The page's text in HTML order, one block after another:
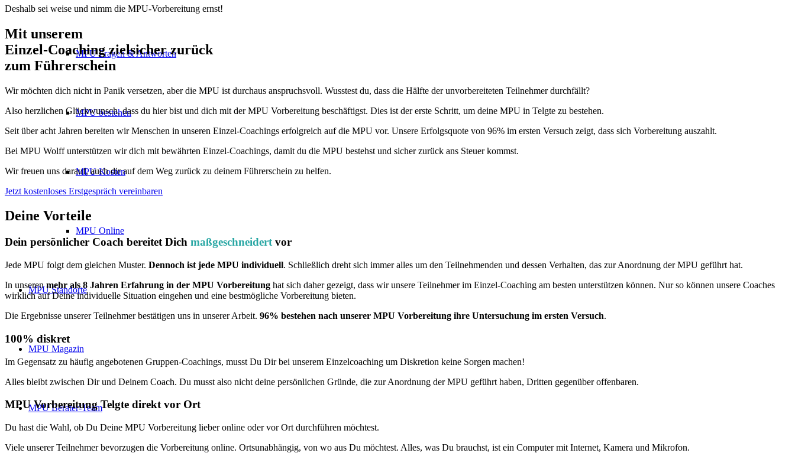
MPU Fragen & Antworten
MPU bestehen
MPU Kosten
MPU Online
MPU Standorte
MPU Magazin
MPU Berater-Team
Deshalb sei weise und nimm die MPU-Vorbereitung ernst!
Mit unserem
Einzel-Coaching zielsicher zurück
zum Führerschein
Wir möchten dich nicht in Panik versetzen, aber die MPU ist durchaus anspruchsvoll. Wusstest du, dass die Hälfte der unvorbereiteten Teilnehmer durchfällt?
Also herzlichen Glückwunsch, dass du hier bist und dich mit der MPU Vorbereitung beschäftigst. Dies ist der erste Schritt, um deine MPU in Telgte zu bestehen.
Seit über acht Jahren bereiten wir Menschen in unseren Einzel-Coachings erfolgreich auf die MPU vor. Unsere Erfolgsquote von 96% im ersten Versuch zeigt, dass sich Vorbereitung auszahlt.
Bei MPU Wolff unterstützen wir dich mit bewährten Einzel-Coachings, damit du die MPU bestehst und sicher zurück ans Steuer kommst.
Wir freuen uns darauf, auch dir auf dem Weg zurück zu deinem Führerschein zu helfen.
Jetzt kostenloses Erstgespräch vereinbaren
Deine Vorteile
Dein persönlicher Coach bereitet Dich maßgeschneidertvor
Jede MPU folgt dem gleichen Muster. Dennoch ist jede MPU individuell. Schließlich dreht sich immer alles um den Teilnehmenden und dessen Verhalten, das zur Anordnung der MPU geführt hat.
In unserenmehr als 8 Jahren Erfahrung in der MPU Vorbereitung hat sich daher gezeigt, dass wir unsere Teilnehmer im Einzel-Coaching am besten unterstützen können. Nur so können unsere Coaches
wirklich auf Deine individuelle Situation eingehen und eine bestmögliche Vorbereitung bieten.
Die Ergebnisse unserer Teilnehmer bestätigen uns in unserer Arbeit. 96% bestehen nach unserer MPU Vorbereitung ihre Untersuchung im ersten Versuch.
100% diskret
Im Gegensatz zu häufig angebotenen Gruppen-Coachings, musst Du Dir bei unserem Einzelcoaching um Diskretion keine Sorgen machen!
Alles bleibt zwischen Dir und Deinem Coach. Du musst also nicht deine persönlichen Gründe, die zur Anordnung der MPU geführt haben, Dritten gegenüber offenbaren.
MPU Vorbereitung Telgte direkt vor Ort
Du hast die Wahl, ob Du Deine MPU Vorbereitung lieber online oder vor Ort durchführen möchtest.
Viele unserer Teilnehmer bevorzugen die Vorbereitung online. Ortsunabhängig, von wo aus Du möchtest. Alles, was Du brauchst, ist ein Computer mit Internet, Kamera und Mikrofon.